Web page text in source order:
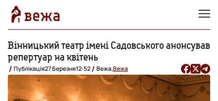
Вінницький театр імені Садовського анонсував
репертуар на квітень
Публікація27 Березня12:52 Вежа,Вежа